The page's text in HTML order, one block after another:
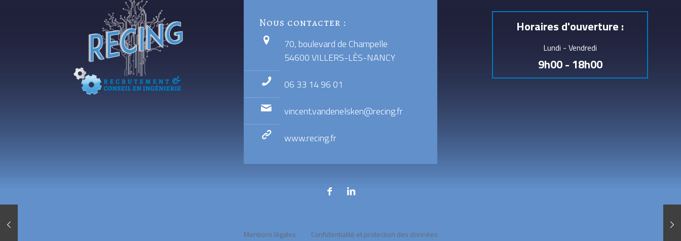
Nous contacter :
70, boulevard de Champelle
54600 VILLERS-LÈS-NANCY
06 33 14 96 01
vincent.vandenelsken@recing.fr
www.recing.fr
Horaires d'ouverture :
Lundi - Vendredi
9h00 - 18h00
Mentions légales Confidentialité et protection des données